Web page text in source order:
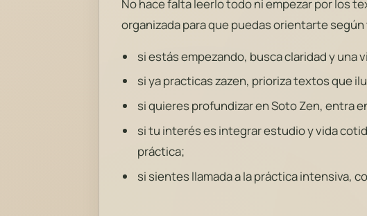
No hace falta leerlo todo ni empezar por los
organizada para que puedas orientarte
si estás empezando, busca claridad y una
si ya practicas zazen, prioriza textos que
si quieres profundizar en Soto Zen, entra
si tu interés es integrar estudio y vida
práctica;
si sientes llamada a la práctica intensiva,